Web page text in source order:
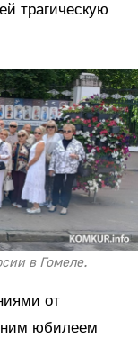
трагическую
в Гомеле.
от
юбилеем